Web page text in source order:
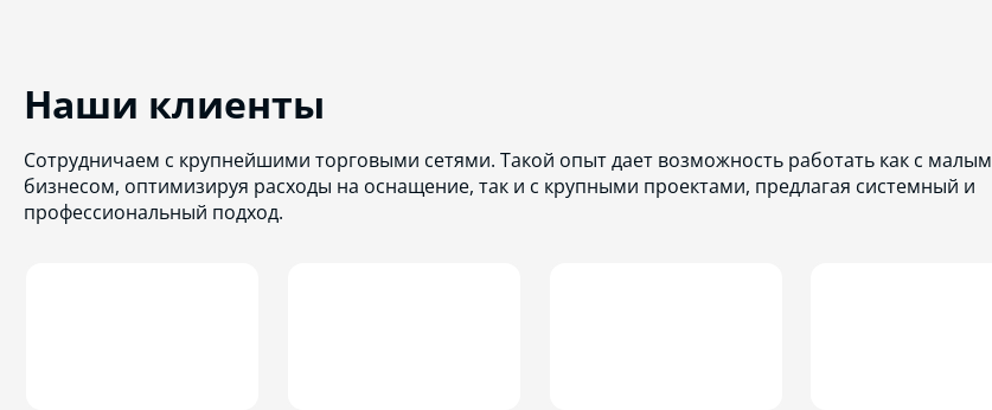
Наши клиенты
Сотрудничаем с крупнейшими торговыми сетями. Такой опыт дает возможность работать как с малым
бизнесом, оптимизируя расходы на оснащение, так и с крупными проектами, предлагая системный и
профессиональный подход.